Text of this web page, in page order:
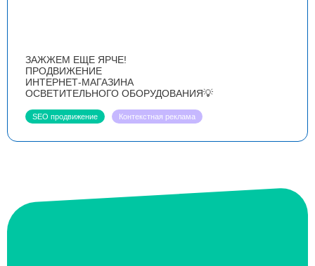
ЗАЖЖЕМ ЕЩЕ ЯРЧЕ!
ПРОДВИЖЕНИЕ
ИНТЕРНЕТ-МАГАЗИНА
ОСВЕТИТЕЛЬНОГО ОБОРУДОВАНИЯ💡
SEO продвижение Контекстная реклама